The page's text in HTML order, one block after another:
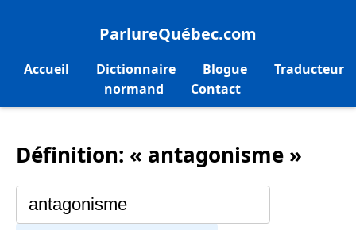
ParlureQuébec.com
Accueil Dictionnaire Blogue
Traducteur
normand
Contact
Définition: « antagonisme »